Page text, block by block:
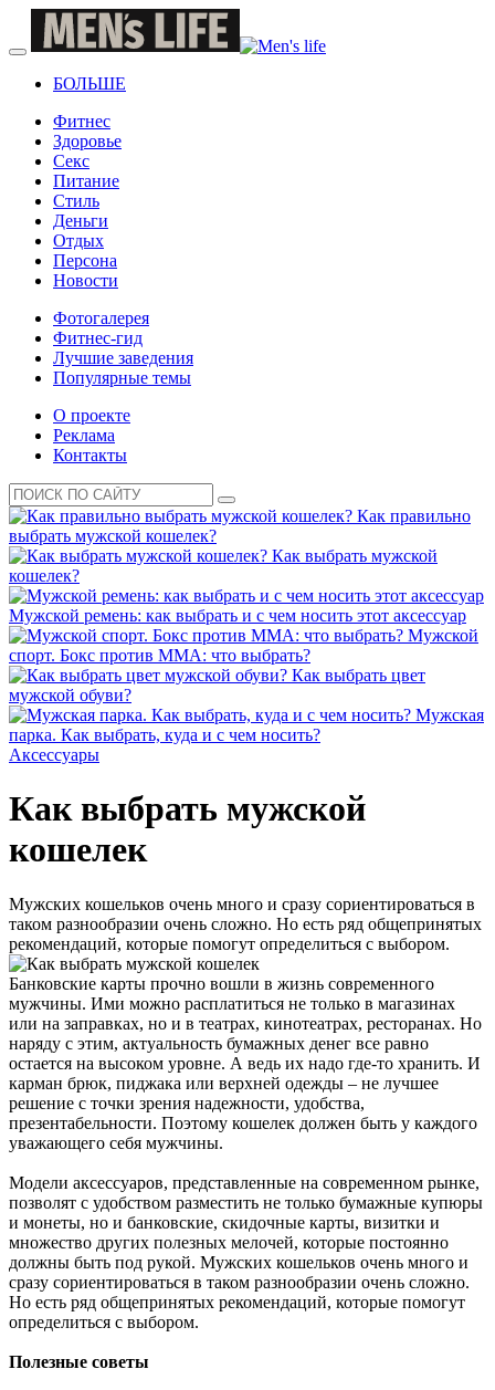
БОЛЬШЕ
Фитнес
Здоровье
Секс
Питание
Стиль
Деньги
Отдых
Персона
Новости
Фотогалерея
Фитнес-гид
Лучшие заведения
Популярные темы
О проекте
Реклама
Контакты
Как правильно
выбрать мужской кошелек?
Как выбрать мужской
кошелек?
Мужской ремень: как выбрать и с чем носить этот аксессуар
Мужской
спорт. Бокс против ММА: что выбрать?
Как выбрать цвет
мужской обуви?
Мужская
парка. Как выбрать, куда и с чем носить?
Аксессуары
Как выбрать мужской
кошелек
Мужских кошельков очень много и сразу сориентироваться в
таком разнообразии очень сложно. Но есть ряд общепринятых
рекомендаций, которые помогут определиться с выбором.
Банковские карты прочно вошли в жизнь современного
мужчины. Ими можно расплатиться не только в магазинах
или на заправках, но и в театрах, кинотеатрах, ресторанах. Но
наряду с этим, актуальность бумажных денег все равно
остается на высоком уровне. А ведь их надо где-то хранить. И
карман брюк, пиджака или верхней одежды – не лучшее
решение с точки зрения надежности, удобства,
презентабельности. Поэтому кошелек должен быть у каждого
уважающего себя мужчины.
Модели аксессуаров, представленные на современном рынке,
позволят с удобством разместить не только бумажные купюры
и монеты, но и банковские, скидочные карты, визитки и
множество других полезных мелочей, которые постоянно
должны быть под рукой. Мужских кошельков очень много и
сразу сориентироваться в таком разнообразии очень сложно.
Но есть ряд общепринятых рекомендаций, которые помогут
определиться с выбором.
Полезные советы